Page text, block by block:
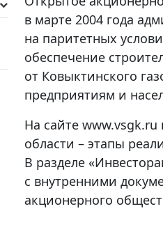
в марте 2004 года
на паритетных
обеспечение
от Ковыктинского
предприятиям и
На сайте
области – этапы
В разделе
с внутренними
акционерного